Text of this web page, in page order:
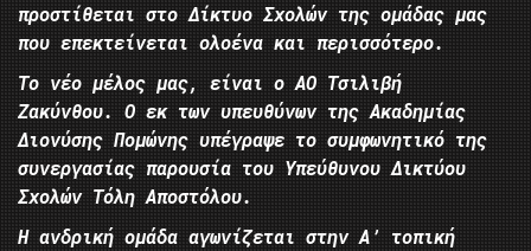
προστίθεται στο Δίκτυο Σχολών της ομάδας μας
που επεκτείνεται ολοένα και περισσότερο.
Το νέο μέλος μας, είναι ο ΑΟ Τσιλιβή
Ζακύνθου. Ο εκ των υπευθύνων της Ακαδημίας
Διονύσης Πομώνης υπέγραψε το συμφωνητικό της
συνεργασίας παρουσία του Υπεύθυνου Δικτύου
Σχολών Τόλη Αποστόλου.
Η ανδρική ομάδα αγωνίζεται στην Α’ τοπική